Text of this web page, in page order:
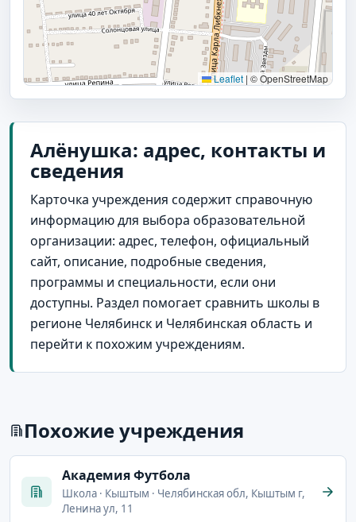
Leaflet | © OpenStreetMap
Алёнушка: адрес, контакты и
сведения
Карточка учреждения содержит справочную
информацию для выбора образовательной
организации: адрес, телефон, официальный
сайт, описание, подробные сведения,
программы и специальности, если они
доступны. Раздел помогает сравнить школы в
регионе Челябинск и Челябинская область и
перейти к похожим учреждениям.
Похожие учреждения
Академия Футбола
Школа · Кыштым · Челябинская обл, Кыштым г,
Ленина ул, 11